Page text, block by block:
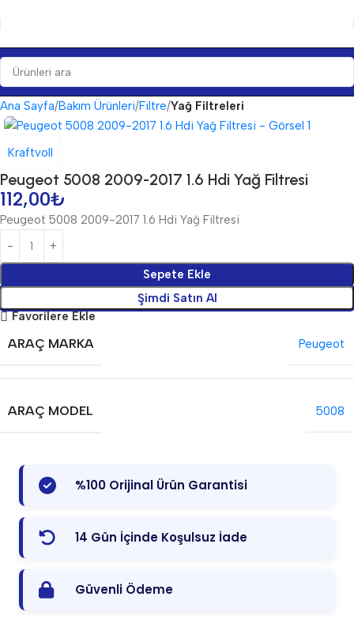
Ana Sayfa Bakım Ürünleri Filtre Yağ Filtreleri
Kraftvoll
Peugeot 5008 2009-2017 1.6 Hdi Yağ Filtresi
112,00₺
Peugeot 5008 2009-2017 1.6 Hdi Yağ Filtresi
Sepete Ekle
Şimdi Satın Al
Favorilere Ekle
ARAÇ MARKA Peugeot
ARAÇ MODEL 5008
%100 Orijinal Ürün Garantisi
14 Gün İçinde Koşulsuz İade
Güvenli Ödeme